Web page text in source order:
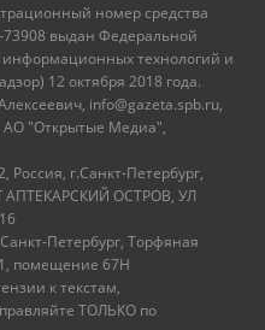
номер средства
выдан Федеральной
информационных технологий и
12 октября 2018 года.
info@gazeta.spb.ru,
АО "Открытые Медиа",
г.Санкт-Петербург,
ОСТРОВ, УЛ
Петербург, Торфяная
1, помещение 67Н
к текстам,
ТОЛЬКО по